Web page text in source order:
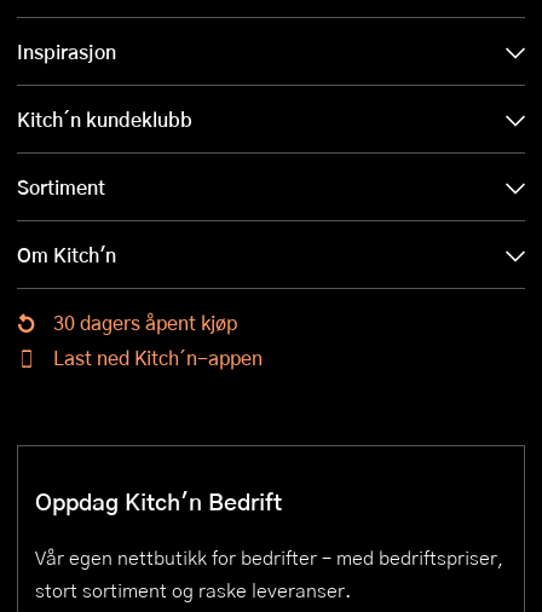
Inspirasjon
Kitch´n kundeklubb
Sortiment
Om Kitch'n
30 dagers åpent kjøp
Last ned Kitch´n-appen
Oppdag Kitch'n Bedrift
Vår egen nettbutikk for bedrifter – med bedriftspriser,
stort sortiment og raske leveranser.